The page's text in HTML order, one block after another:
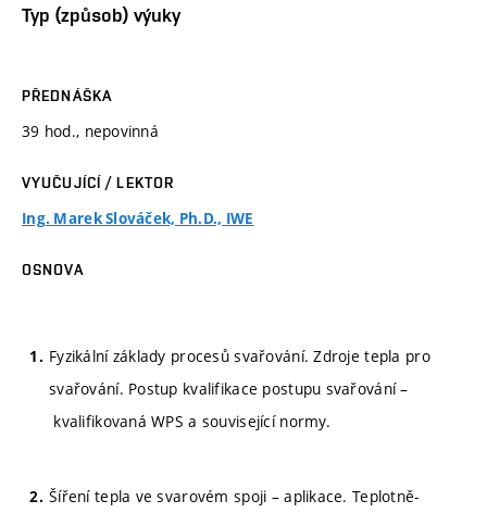
Typ (způsob) výuky
PŘEDNÁŠKA
39 hod., nepovinná
VYUČUJÍCÍ / LEKTOR
Ing. Marek Slováček, Ph.D., IWE
OSNOVA
Fyzikální základy procesů svařování. Zdroje tepla pro
svařování. Postup kvalifikace postupu svařování –
kvalifikovaná WPS a související normy.
Šíření tepla ve svarovém spoji – aplikace. Teplotně-